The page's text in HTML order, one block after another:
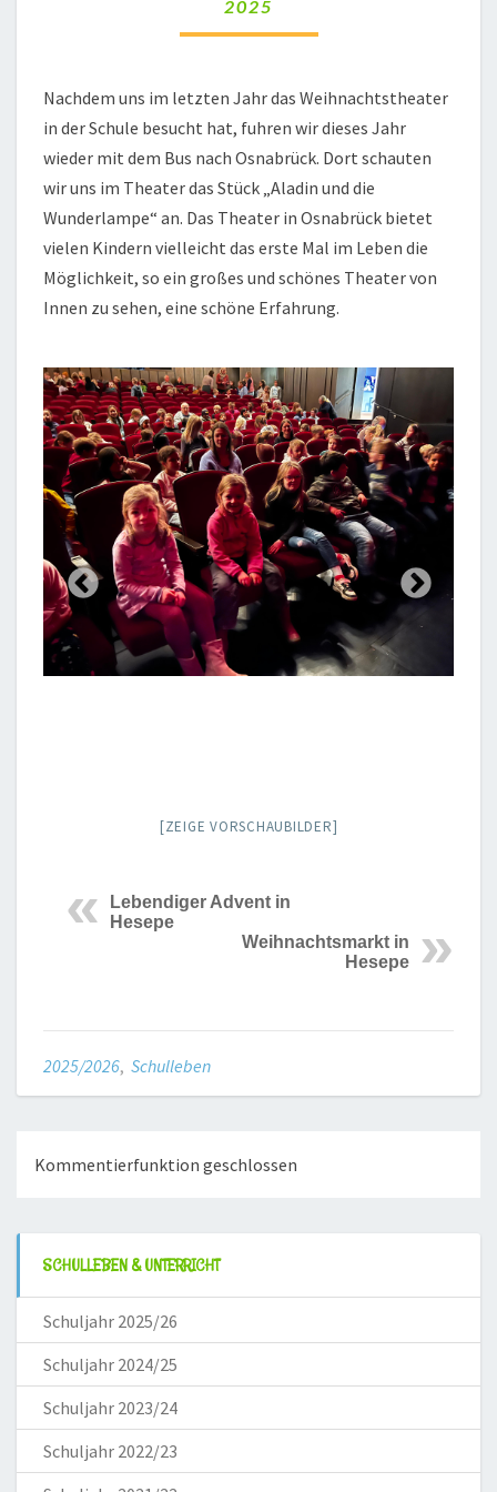
2025
Nachdem uns im letzten Jahr das Weihnachtstheater
in der Schule besucht hat, fuhren wir dieses Jahr
wieder mit dem Bus nach Osnabrück. Dort schauten
wir uns im Theater das Stück „Aladin und die
Wunderlampe“ an. Das Theater in Osnabrück bietet
vielen Kindern vielleicht das erste Mal im Leben die
Möglichkeit, so ein großes und schönes Theater von
Innen zu sehen, eine schöne Erfahrung.
[ZEIGE VORSCHAUBILDER]
Lebendiger Advent in
Hesepe
Weihnachtsmarkt in
Hesepe
2025/2026, Schulleben
Kommentierfunktion geschlossen
SCHULLEBEN & UNTERRICHT
Schuljahr 2025/26
Schuljahr 2024/25
Schuljahr 2023/24
Schuljahr 2022/23